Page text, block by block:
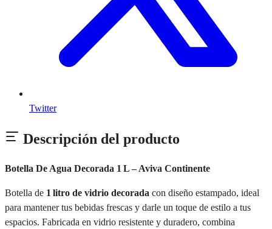
Twitter
Descripción del producto
Botella De Agua Decorada 1 L – Aviva Continente
Botella de 1 litro de vidrio decorada con diseño estampado, ideal
para mantener tus bebidas frescas y darle un toque de estilo a tus
espacios. Fabricada en vidrio resistente y duradero, combina